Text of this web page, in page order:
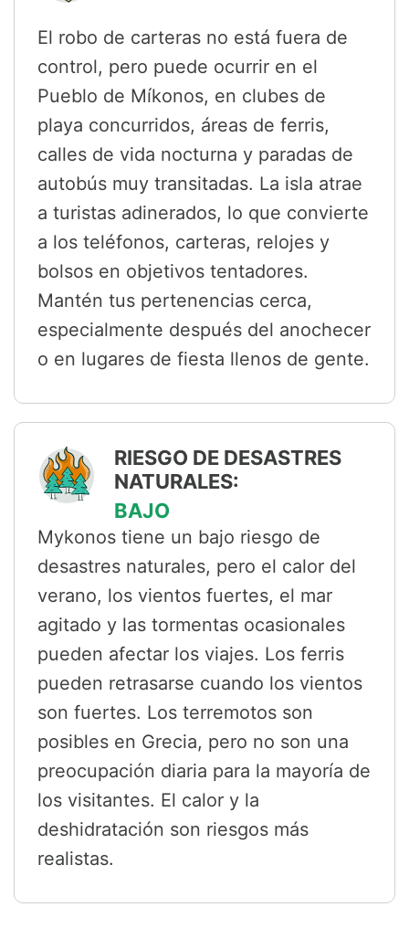
El robo de carteras no está fuera de
control, pero puede ocurrir en el
Pueblo de Míkonos, en clubes de
playa concurridos, áreas de ferris,
calles de vida nocturna y paradas de
autobús muy transitadas. La isla atrae
a turistas adinerados, lo que convierte
a los teléfonos, carteras, relojes y
bolsos en objetivos tentadores.
Mantén tus pertenencias cerca,
especialmente después del anochecer
o en lugares de fiesta llenos de gente.
RIESGO DE DESASTRES
NATURALES:
BAJO
Mykonos tiene un bajo riesgo de
desastres naturales, pero el calor del
verano, los vientos fuertes, el mar
agitado y las tormentas ocasionales
pueden afectar los viajes. Los ferris
pueden retrasarse cuando los vientos
son fuertes. Los terremotos son
posibles en Grecia, pero no son una
preocupación diaria para la mayoría de
los visitantes. El calor y la
deshidratación son riesgos más
realistas.